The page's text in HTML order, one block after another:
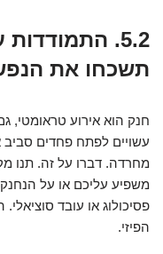
5.2.
תשכחו את
חנק הוא אירוע טראומטי,
עשויים לפתח פחדים סביב
מחרדה. דברו על זה. תנו
משפיע עליכם או על
פסיכולוג או עובד
הפיזי.